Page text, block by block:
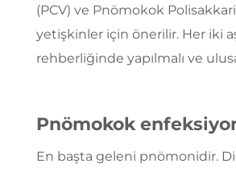
(PCV) ve Pnömokok
yetişkinler için önerilir. Her iki
rehberliğinde yapılmalı ve
Pnömokok
En başta geleni pnömonidir.